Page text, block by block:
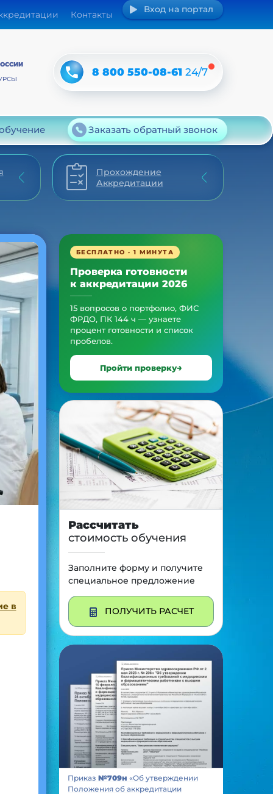
Контакты Вход на портал
8 800 550-08-6124/7
Заказать обратный звонок
Прохождение
Аккредитации
в
БЕСПЛАТНО · 1 МИНУТА
Проверка готовности
к аккредитации 2026
15 вопросов о портфолио, ФИС
ФРДО, ПК 144 ч — узнаете
процент готовности и список
пробелов.
Пройти проверку
Рассчитать
стоимость обучения
Заполните форму и получите
специальное предложение
ПОЛУЧИТЬ РАСЧЕТ
Приказ №709н «Об утверждении
Положения об аккредитации